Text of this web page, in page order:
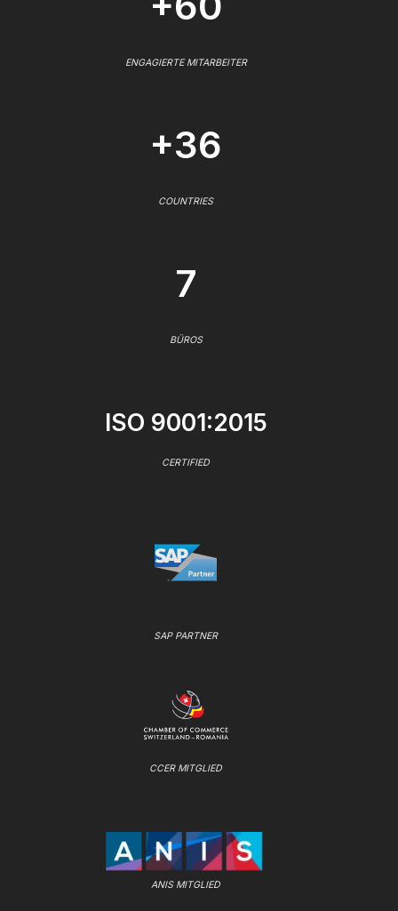
ENGAGIERTE MITARBEITER
+36
COUNTRIES
7
BÜROS
ISO 9001:2015
CERTIFIED
SAP PARTNER
CCER MITGLIED
ANIS MITGLIED